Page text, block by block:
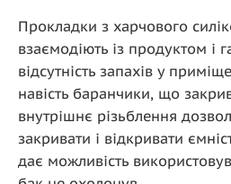
Прокладки з харчового
взаємодіють із продуктом і
відсутність запахів у
навість баранчики, що
внутрішнє різьблення
закривати і відкривати
дає можливість